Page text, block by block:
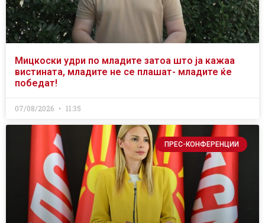
Мицкоски удри по младите затоа што ја кажаа
вистината, младите не се плашат- младите ќе
победат!
07/08/2026 11:35
ПРЕС-КОНФЕРЕНЦИИ